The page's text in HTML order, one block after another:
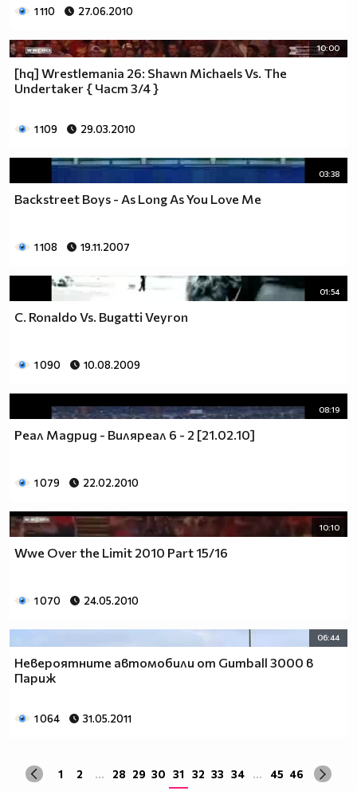
1 110 27.06.2010
10:00
[hq] Wrestlemania 26: Shawn Michaels Vs. The
Undertaker { Част 3/4 }
1 109 29.03.2010
03:38
Backstreet Boys - As Long As You Love Me
1 108 19.11.2007
01:54
C. Ronaldo Vs. Bugatti Veyron
1 090 10.08.2009
08:19
Реал Мадрид - Виляреал 6 - 2 [21.02.10]
1 079 22.02.2010
10:10
Wwe Over the Limit 2010 Part 15/16
1 070 24.05.2010
06:44
Невероятните автомобили от Gumball 3000 в
Париж
1 064 31.05.2011
1 2 ... 28 29 30 31 32 33 34 ... 45 46